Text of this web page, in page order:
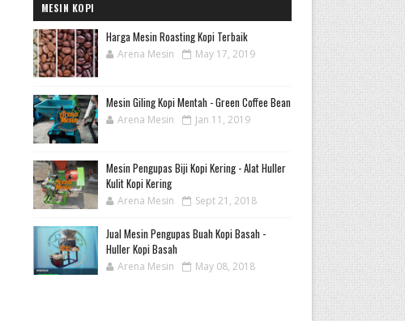
MESIN KOPI
Harga Mesin Roasting Kopi Terbaik
Arena Mesin May 17, 2019
Mesin Giling Kopi Mentah - Green Coffee Bean
Arena Mesin Jan 11, 2019
Mesin Pengupas Biji Kopi Kering - Alat Huller
Kulit Kopi Kering
Arena Mesin Sept 21, 2018
Jual Mesin Pengupas Buah Kopi Basah -
Huller Kopi Basah
Arena Mesin May 08, 2018